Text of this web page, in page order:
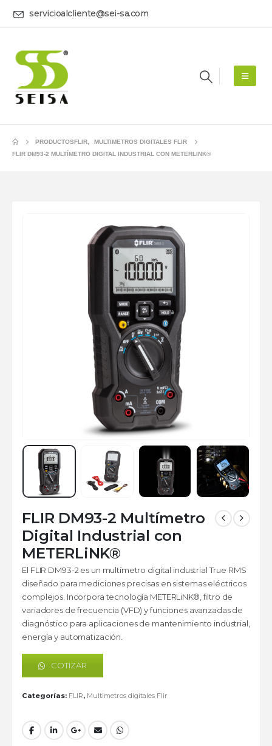
servicioalcliente@sei-sa.com
PRODUCTOSFLIR,
MULTIMETROS DIGITALES FLIR
FLIR DM93-2 MULTÍMETRO DIGITAL INDUSTRIAL CON METERLINK®
FLIR DM93-2 Multímetro
Digital Industrial con
METERLiNK®
El FLIR DM93-2 es un multímetro digital industrial True RMS
diseñado para mediciones precisas en sistemas eléctricos
complejos. Incorpora tecnología METERLiNK®, filtro de
variadores de frecuencia (VFD) y funciones avanzadas de
diagnóstico para aplicaciones de mantenimiento industrial,
energía y automatización.
COTIZAR
Categorías: FLIR, Multimetros digitales Flir